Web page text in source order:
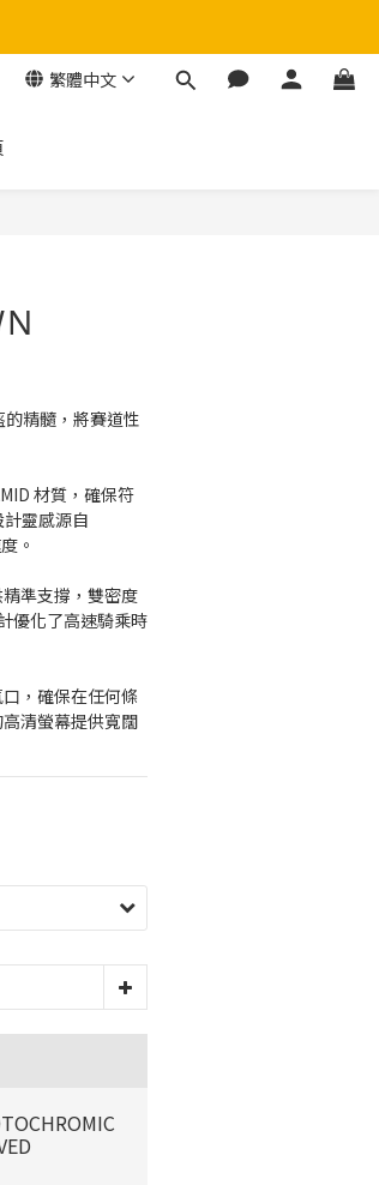
繁體中文
的精髓，將賽道性
材質，確保符
靈感源自
。
準支撐，雙密度
優化了高速騎乘時
，確保在任何條
清螢幕提供寬闊